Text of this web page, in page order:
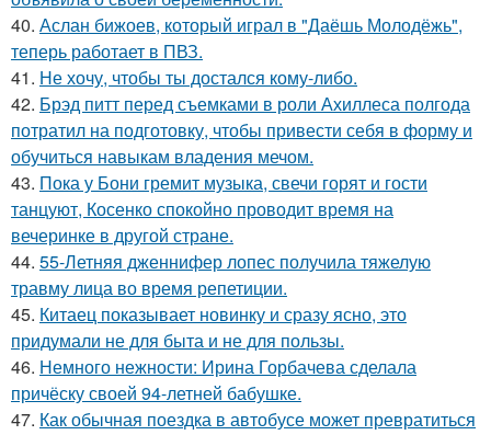
40. Аслан бижоев, который играл в "Даёшь Молодёжь",
теперь работает в ПВЗ.
41. Не хочу, чтобы ты достался кому-либо.
42. Брэд питт перед съемками в роли Ахиллеса полгода
потратил на подготовку, чтобы привести себя в форму и
обучиться навыкам владения мечом.
43. Пока у Бони гремит музыка, свечи горят и гости
танцуют, Косенко спокойно проводит время на
вечеринке в другой стране.
44. 55-Летняя дженнифер лопес получила тяжелую
травму лица во время репетиции.
45. Китаец показывает новинку и сразу ясно, это
придумали не для быта и не для пользы.
46. Немного нежности: Ирина Горбачева сделала
причёску своей 94-летней бабушке.
47. Как обычная поездка в автобусе может превратиться